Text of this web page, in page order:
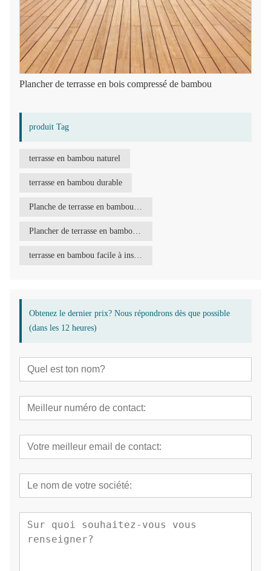
Plancher de terrasse en bois compressé de bambou
produit Tag
terrasse en bambou naturel
terrasse en bambou durable
Planche de terrasse en bambou haute densité
Plancher de terrasse en bambou à haute durabilité
terrasse en bambou facile à installer
Obtenez le dernier prix? Nous répondrons dès que possible
(dans les 12 heures)